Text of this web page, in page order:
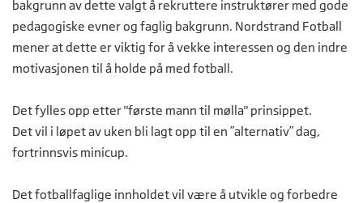
bakgrunn av dette valgt å rekruttere instruktører med gode
pedagogiske evner og faglig bakgrunn. Nordstrand Fotball
mener at dette er viktig for å vekke interessen og den indre
motivasjonen til å holde på med fotball.
Det fylles opp etter "første mann til mølla" prinsippet.
Det vil i løpet av uken bli lagt opp til en ”alternativ” dag,
fortrinnsvis minicup.
Det fotballfaglige innholdet vil være å utvikle og forbedre